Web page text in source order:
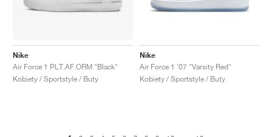
Nike
Air Force 1 PLT.AF.ORM "Black"
Kobiety / Sportstyle / Buty
Nike
Air Force 1 '07 "Varsity Red"
Kobiety / Sportstyle / Buty